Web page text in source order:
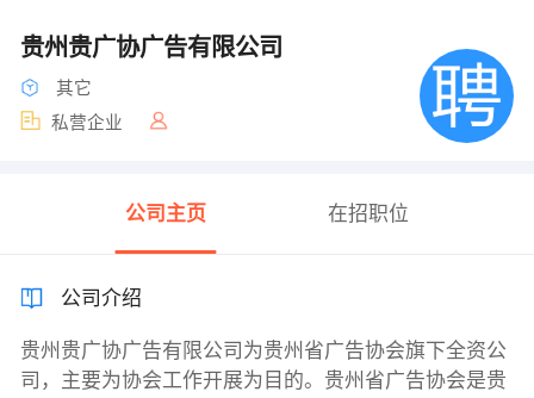
贵州贵广协广告有限公司
其它
私营企业
公司主页 在招职位
公司介绍
贵州贵广协广告有限公司为贵州省广告协会旗下全资公
司，主要为协会工作开展为目的。贵州省广告协会是贵